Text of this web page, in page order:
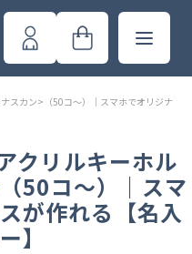
スカン>（50コ～）｜スマホでオリジナ
クリルキーホル
50コ～）｜スマ
が作れる【名入
】